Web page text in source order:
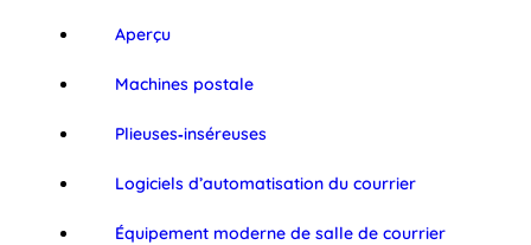
Aperçu
Machines postale
Plieuses‑inséreuses
Logiciels d’automatisation du courrier
Équipement moderne de salle de courrier